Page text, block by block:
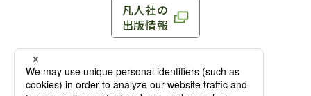
凡人社の
出版情報
〒102-0093 東京都千代田区平河町 1-3-13 8F
TEL：03-3263-3959／FAX：03-3263-3116